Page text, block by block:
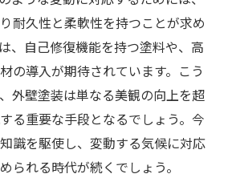
耐久性と柔軟性を持つことが求め
、自己修復機能を持つ塗料や、高
の導入が期待されています。こう
外壁塗装は単なる美観の向上を超
る重要な手段となるでしょう。今
識を駆使し、変動する気候に対応
られる時代が続くでしょう。